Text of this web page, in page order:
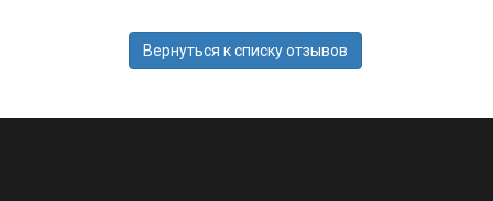
Вернуться к списку отзывов